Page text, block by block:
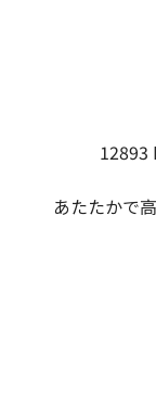
12893
あたたかで